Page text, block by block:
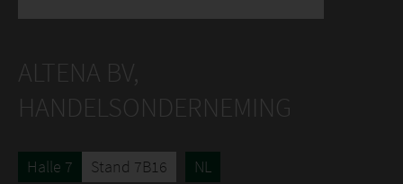
ALTENA BV,
HANDELSONDERNEMING
Halle 7 Stand 7B16 NL